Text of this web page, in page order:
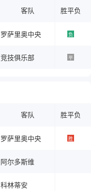
客队 胜平负
罗萨里奥中央 负
竞技俱乐部 平
客队 胜平负
罗萨里奥中央 胜
阿尔多斯维
科林蒂安